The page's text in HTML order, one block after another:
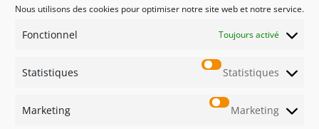
Nous utilisons des cookies pour optimiser notre site web et notre service.
Fonctionnel Toujours activé
Statistiques Statistiques
Marketing Marketing
Respect
Engagement
Qualité